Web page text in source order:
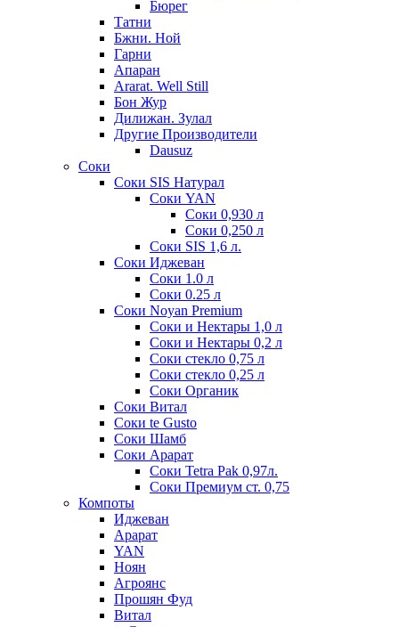
Бюрег
Татни
Бжни. Ной
Гарни
Апаран
Ararat. Well Still
Бон Жур
Дилижан. Зулал
Другие Производители
Dausuz
Соки
Соки SIS Натурал
Соки YAN
Соки 0,930 л
Соки 0,250 л
Соки SIS 1,6 л.
Соки Иджеван
Соки 1.0 л
Соки 0.25 л
Соки Noyan Premium
Соки и Нектары 1,0 л
Соки и Нектары 0,2 л
Соки стекло 0,75 л
Соки стекло 0,25 л
Соки Органик
Соки Витал
Соки te Gusto
Соки Шамб
Соки Арарат
Соки Tetra Pak 0,97л.
Соки Премиум ст. 0,75
Компоты
Иджеван
Арарат
YAN
Ноян
Агроянс
Прошян Фуд
Витал